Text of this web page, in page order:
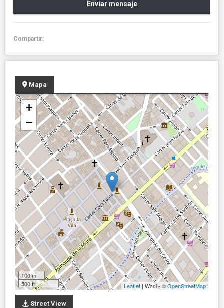
Enviar mensaje
Compartir:
Mapa
+
−
100 m
500 ft
Leaflet | Wasi - ©OpenStreetMap
Street View